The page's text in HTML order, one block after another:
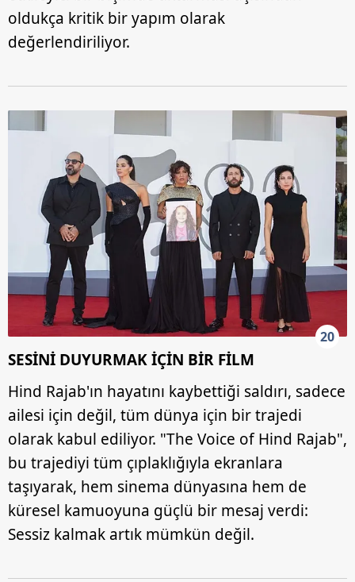
oldukça kritik bir yapım olarak
değerlendiriliyor.
20
SESİNİ DUYURMAK İÇİN BİR FİLM
Hind Rajab'ın hayatını kaybettiği saldırı, sadece
ailesi için değil, tüm dünya için bir trajedi
olarak kabul ediliyor. "The Voice of Hind Rajab",
bu trajediyi tüm çıplaklığıyla ekranlara
taşıyarak, hem sinema dünyasına hem de
küresel kamuoyuna güçlü bir mesaj verdi:
Sessiz kalmak artık mümkün değil.